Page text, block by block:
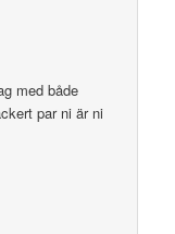
med både
par ni är ni